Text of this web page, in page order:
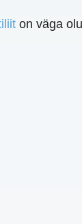
on väga